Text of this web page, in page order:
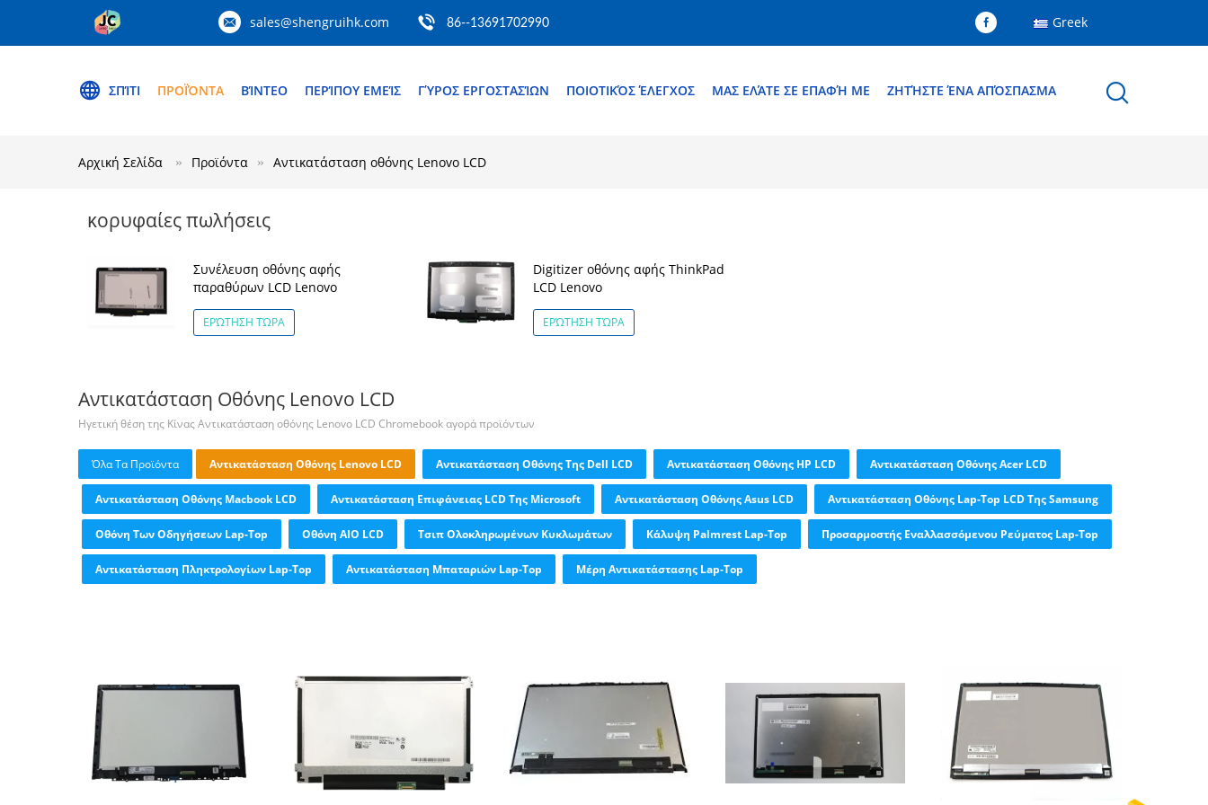
sales@shengruihk.com 86--13691702990 Greek
ΣΠΊΤΙ ΠΡΟΪΌΝΤΑ ΒΊΝΤΕΟ ΠΕΡΊΠΟΥ ΕΜΕΊΣ ΓΎΡΟΣ ΕΡΓΟΣΤΑΣΊΩΝ ΠΟΙΟΤΙΚΌΣ ΈΛΕΓΧΟΣ ΜΑΣ ΕΛΆΤΕ ΣΕ ΕΠΑΦΉ ΜΕ ΖΗΤΉΣΤΕ ΈΝΑ ΑΠΌΣΠΑΣΜΑ
Αρχική Σελίδα Προϊόντα Αντικατάσταση οθόνης Lenovo LCD
κορυφαίες πωλήσεις
Συνέλευση οθόνης αφής
παραθύρων LCD Lenovo
ΕΡΏΤΗΣΗ ΤΏΡΑ
Digitizer οθόνης αφής ThinkPad
LCD Lenovo
ΕΡΏΤΗΣΗ ΤΏΡΑ
Αντικατάσταση Οθόνης Lenovo LCD
Ηγετική θέση της Κίνας Αντικατάσταση οθόνης Lenovo LCD Chromebook αγορά προϊόντων
Όλα Τα Προϊόντα Αντικατάσταση Οθόνης Lenovo LCD Αντικατάσταση Οθόνης Της Dell LCD Αντικατάσταση Οθόνης HP LCD Αντικατάσταση Οθόνης Acer LCD
Αντικατάσταση Οθόνης Macbook LCD Αντικατάσταση Επιφάνειας LCD Της Microsoft Αντικατάσταση Οθόνης Asus LCD Αντικατάσταση Οθόνης Lap-Top LCD Της Samsung
Οθόνη Των Οδηγήσεων Lap-Top Οθόνη AIO LCD Τσιπ Ολοκληρωμένων Κυκλωμάτων Κάλυψη Palmrest Lap-Top Προσαρμοστής Εναλλασσόμενου Ρεύματος Lap-Top
Αντικατάσταση Πληκτρολογίων Lap-Top Αντικατάσταση Μπαταριών Lap-Top Μέρη Αντικατάστασης Lap-Top